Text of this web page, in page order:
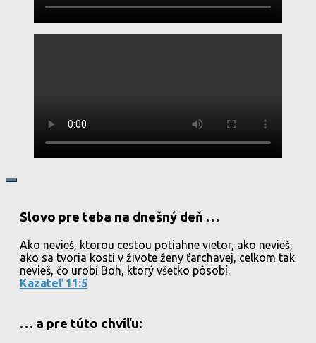
Slovo pre teba na dnešný deň …
Ako nevieš, ktorou cestou potiahne vietor, ako nevieš,
ako sa tvoria kosti v živote ženy ťarchavej, celkom tak
nevieš, čo urobí Boh, ktorý všetko pôsobí.
Kazateľ 11:5
… a pre túto chvíľu: